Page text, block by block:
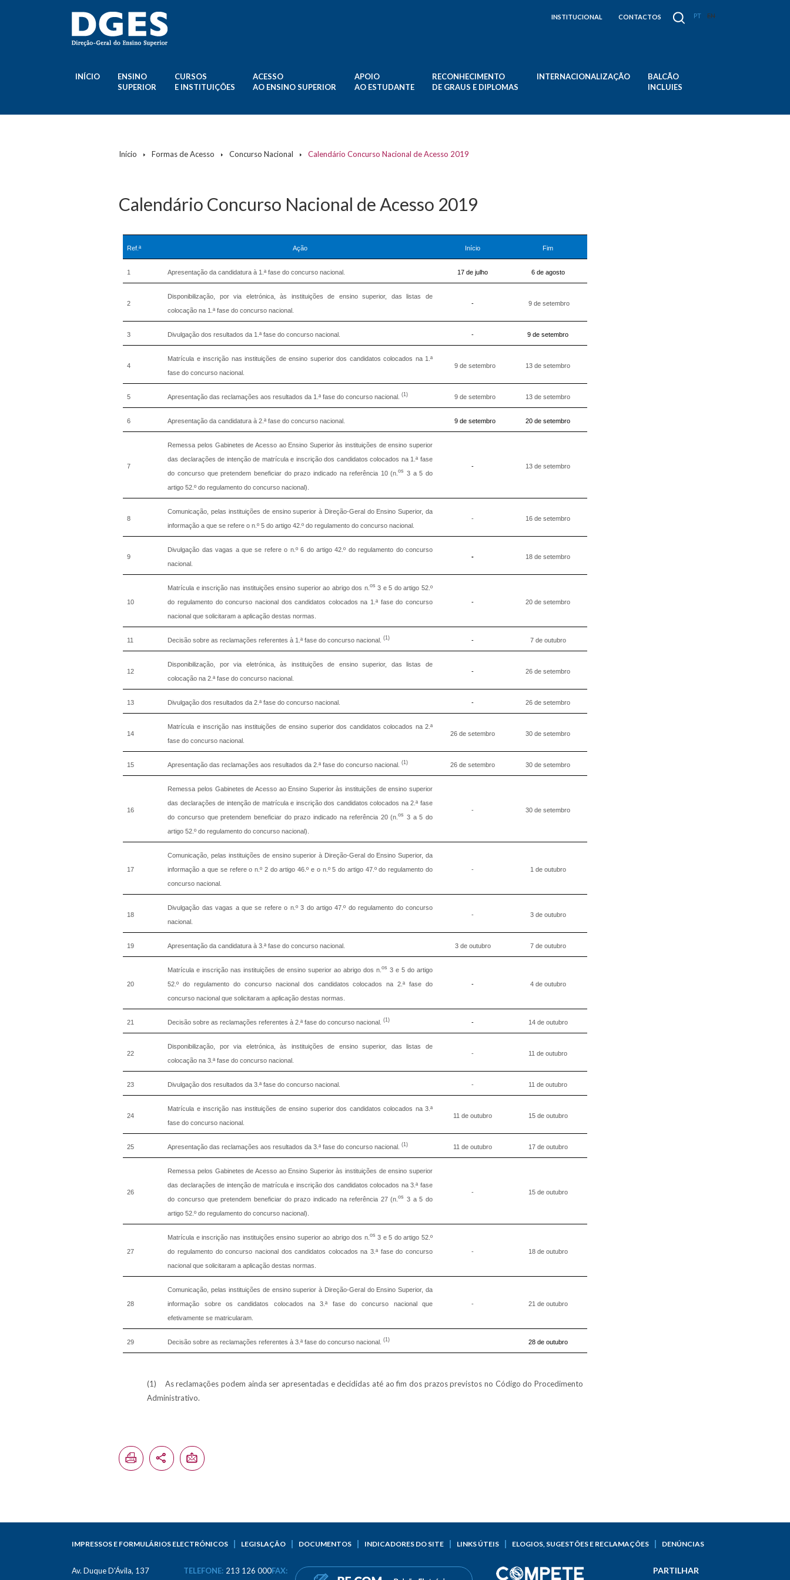
INSTITUCIONAL CONTACTOS PT EN
INÍCIO
ENSINO
SUPERIOR
CURSOS
E INSTITUIÇÕES
ACESSO
AO ENSINO SUPERIOR
APOIO
AO ESTUDANTE
RECONHECIMENTO
DE GRAUS E DIPLOMAS
INTERNACIONALIZAÇÃO
BALCÃO
INCLUIES
Início Formas de Acesso Concurso Nacional Calendário Concurso Nacional de Acesso 2019
Calendário Concurso Nacional de Acesso 2019
Ref.ª Ação Início Fim
1 Apresentação da candidatura à 1.ª fase do concurso nacional. 17 de julho 6 de agosto
2
Disponibilização, por via eletrónica, às instituições de ensino superior, das listas de
colocação na 1.ª fase do concurso nacional.
- 9 de setembro
3 Divulgação dos resultados da 1.ª fase do concurso nacional. - 9 de setembro
4
Matrícula e inscrição nas instituições de ensino superior dos candidatos colocados na 1.ª
fase do concurso nacional.
9 de setembro 13 de setembro
5 Apresentação das reclamações aos resultados da 1.ª fase do concurso nacional. (1) 9 de setembro 13 de setembro
6 Apresentação da candidatura à 2.ª fase do concurso nacional. 9 de setembro 20 de setembro
7
Remessa pelos Gabinetes de Acesso ao Ensino Superior às instituições de ensino superior
das declarações de intenção de matrícula e inscrição dos candidatos colocados na 1.ª fase
do concurso que pretendem beneficiar do prazo indicado na referência 10 (n.os 3 a 5 do
artigo 52.º do regulamento do concurso nacional).
- 13 de setembro
8
Comunicação, pelas instituições de ensino superior à Direção-Geral do Ensino Superior, da
informação a que se refere o n.º 5 do artigo 42.º do regulamento do concurso nacional.
- 16 de setembro
9
Divulgação das vagas a que se refere o n.º 6 do artigo 42.º do regulamento do concurso
nacional.
- 18 de setembro
10
Matrícula e inscrição nas instituições ensino superior ao abrigo dos n. os 3 e 5 do artigo 52.º
do regulamento do concurso nacional dos candidatos colocados na 1.ª fase do concurso
nacional que solicitaram a aplicação destas normas.
- 20 de setembro
11 Decisão sobre as reclamações referentes à 1.ª fase do concurso nacional. (1) - 7 de outubro
12
Disponibilização, por via eletrónica, às instituições de ensino superior, das listas de
colocação na 2.ª fase do concurso nacional.
- 26 de setembro
13 Divulgação dos resultados da 2.ª fase do concurso nacional. - 26 de setembro
14
Matrícula e inscrição nas instituições de ensino superior dos candidatos colocados na 2.ª
fase do concurso nacional.
26 de setembro 30 de setembro
15 Apresentação das reclamações aos resultados da 2.ª fase do concurso nacional. (1) 26 de setembro 30 de setembro
16
Remessa pelos Gabinetes de Acesso ao Ensino Superior às instituições de ensino superior
das declarações de intenção de matrícula e inscrição dos candidatos colocados na 2.ª fase
do concurso que pretendem beneficiar do prazo indicado na referência 20 (n.os 3 a 5 do
artigo 52.º do regulamento do concurso nacional).
- 30 de setembro
17
Comunicação, pelas instituições de ensino superior à Direção-Geral do Ensino Superior, da
informação a que se refere o n.º 2 do artigo 46.º e o n.º 5 do artigo 47.º do regulamento do
concurso nacional.
- 1 de outubro
18
Divulgação das vagas a que se refere o n.º 3 do artigo 47.º do regulamento do concurso
nacional.
- 3 de outubro
19 Apresentação da candidatura à 3.ª fase do concurso nacional. 3 de outubro 7 de outubro
20
Matrícula e inscrição nas instituições de ensino superior ao abrigo dos n.os 3 e 5 do artigo
52.º do regulamento do concurso nacional dos candidatos colocados na 2.ª fase do
concurso nacional que solicitaram a aplicação destas normas.
- 4 de outubro
21 Decisão sobre as reclamações referentes à 2.ª fase do concurso nacional. (1) - 14 de outubro
22
Disponibilização, por via eletrónica, às instituições de ensino superior, das listas de
colocação na 3.ª fase do concurso nacional.
- 11 de outubro
23 Divulgação dos resultados da 3.ª fase do concurso nacional. - 11 de outubro
24
Matrícula e inscrição nas instituições de ensino superior dos candidatos colocados na 3.ª
fase do concurso nacional.
11 de outubro 15 de outubro
25 Apresentação das reclamações aos resultados da 3.ª fase do concurso nacional. (1) 11 de outubro 17 de outubro
26
Remessa pelos Gabinetes de Acesso ao Ensino Superior às instituições de ensino superior
das declarações de intenção de matrícula e inscrição dos candidatos colocados na 3.ª fase
do concurso que pretendem beneficiar do prazo indicado na referência 27 (n.os 3 a 5 do
artigo 52.º do regulamento do concurso nacional).
- 15 de outubro
27
Matrícula e inscrição nas instituições ensino superior ao abrigo dos n. os 3 e 5 do artigo 52.º
do regulamento do concurso nacional dos candidatos colocados na 3.ª fase do concurso
nacional que solicitaram a aplicação destas normas.
- 18 de outubro
28
Comunicação, pelas instituições de ensino superior à Direção-Geral do Ensino Superior, da
informação sobre os candidatos colocados na 3.ª fase do concurso nacional que
efetivamente se matricularam.
- 21 de outubro
29 Decisão sobre as reclamações referentes à 3.ª fase do concurso nacional. (1) 28 de outubro
(1) As reclamações podem ainda ser apresentadas e decididas até ao fim dos prazos previstos no Código do Procedimento
Administrativo.
IMPRESSOS E FORMULÁRIOS ELECTRÓNICOS LEGISLAÇÃO DOCUMENTOS INDICADORES DO SITE LINKS ÚTEIS ELOGIOS, SUGESTÕES E RECLAMAÇÕES DENÚNCIAS
Av. Duque D'Ávila, 137
TELEFONE: 213 126 000FAX: PARTILHAR